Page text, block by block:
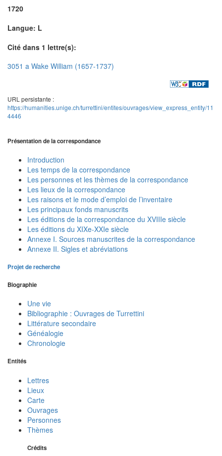
1720
Langue: L
Cité dans 1 lettre(s):
3051 a Wake William (1657-1737)
URL persistante :
https://humanities.unige.ch/turrettini/entites/ouvrages/view_express_entity/11
4446
Présentation de la correspondance
Introduction
Les temps de la correspondance
Les personnes et les thèmes de la correspondance
Les lieux de la correspondance
Les raisons et le mode d’emploi de l’inventaire
Les principaux fonds manuscrits
Les éditions de la correspondance du XVIIIe siècle
Les éditions du XIXe-XXIe siècle
Annexe I. Sources manuscrites de la correspondance
Annexe II. Sigles et abréviations
Projet de recherche
Biographie
Une vie
Bibliographie : Ouvrages de Turrettini
Littérature secondaire
Généalogie
Chronologie
Entités
Lettres
Lieux
Carte
Ouvrages
Personnes
Thèmes
Crédits